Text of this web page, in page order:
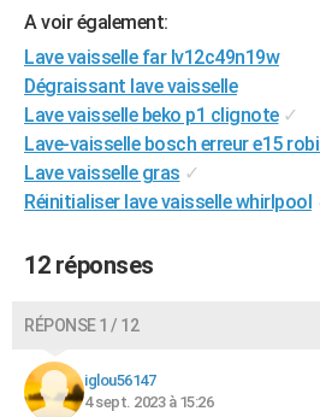
Alimentation
Guide de la santé
Maladies
Médicaments
Sommeil
VOYAGE
Destinations
City break
Voyage nature
Voyage de noces
Forum
Climat
+PHOTO
GUIDES D'ACHAT
BONS PLANS
COPAINS D'AVANT
A voir également:
Lave vaisselle far lv12c49n19w
Dégraissant lave vaisselle
Lave vaisselle beko p1 clignote ✓
Lave-vaisselle bosch erreur e15
Lave vaisselle gras ✓
Réinitialiser lave vaisselle whirlpool
12 réponses
RÉPONSE 1 / 12
iglou56147
4 sept. 2023 à 15:26